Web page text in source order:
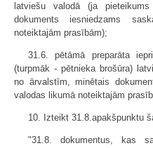
latviešu valodā (ja
dokuments iesniedzams
noteiktajām prasībām);
31.6. pētāmā preparāta
(turpmāk - pētnieka brošūra)
no ārvalstīm, minētais
valodas likumā noteiktajām
10. Izteikt 31.8.apakšpunktu
"31.8. dokumentus, kas